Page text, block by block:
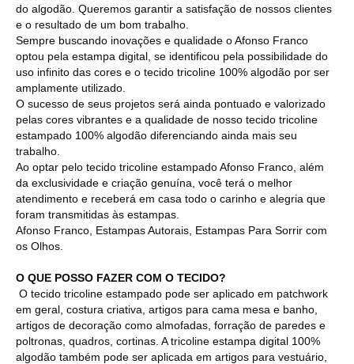
do algodão. Queremos garantir a satisfação de nossos clientes
e o resultado de um bom trabalho.
Sempre buscando inovações e qualidade o Afonso Franco
optou pela estampa digital, se identificou pela possibilidade do
uso infinito das cores e o tecido tricoline 100% algodão por ser
amplamente utilizado.
O sucesso de seus projetos será ainda pontuado e valorizado
pelas cores vibrantes e a qualidade de nosso tecido tricoline
estampado 100% algodão diferenciando ainda mais seu
trabalho.
Ao optar pelo tecido tricoline estampado Afonso Franco, além
da exclusividade e criação genuína, você terá o melhor
atendimento e receberá em casa todo o carinho e alegria que
foram transmitidas às estampas.
Afonso Franco, Estampas Autorais, Estampas Para Sorrir com
os Olhos.
O QUE POSSO FAZER COM O TECIDO?
O tecido tricoline estampado pode ser aplicado em patchwork
em geral, costura criativa, artigos para cama mesa e banho,
artigos de decoração como almofadas, forração de paredes e
poltronas, quadros, cortinas. A tricoline estampa digital 100%
algodão também pode ser aplicada em artigos para vestuário,